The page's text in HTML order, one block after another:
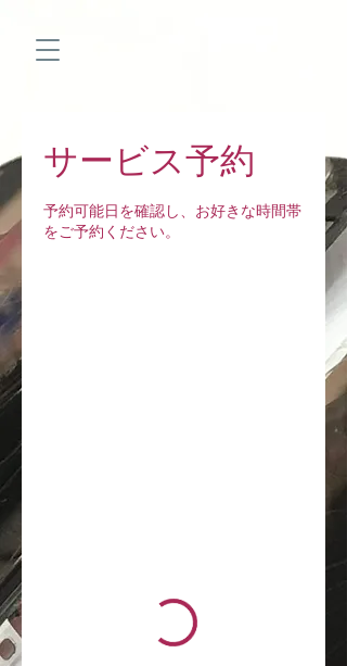
サービス予約
予約可能日を確認し、お好きな時間帯
をご予約ください。